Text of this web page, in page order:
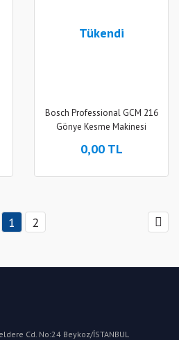
Tükendi
Bosch Professional GCM 216
Gönye Kesme Makinesi
0,00 TL
1 2
Cd. No:24 Beykoz/İSTANBUL